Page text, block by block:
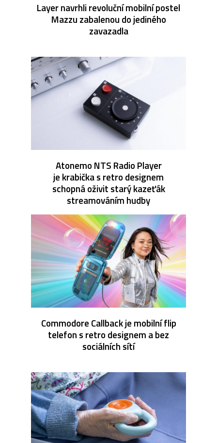
Layer navrhli revoluční mobilní postel
Mazzu zabalenou do jediného
zavazadla
Atonemo NTS Radio Player
je krabička s retro designem
schopná oživit starý kazeťák
streamováním hudby
Commodore Callback je mobilní flip
telefon s retro designem a bez
sociálních sítí